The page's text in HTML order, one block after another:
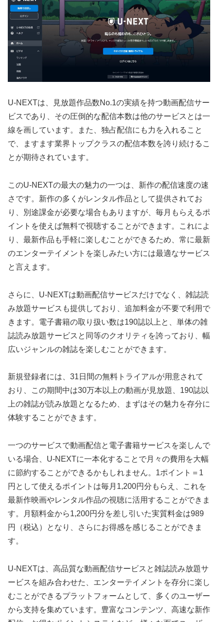
U-NEXTは、見放題作品数No.1の実績を持つ動画配信サー
ビスであり、その圧倒的な配信本数は他のサービスとは一
線を画しています。また、独占配信にも力を入れること
で、ますます業界トップクラスの配信本数を誇り続けるこ
とが期待されています。
このU-NEXTの最大の魅力の一つは、新作の配信速度の速
さです。新作の多くがレンタル作品として提供されてお
り、別途課金が必要な場合もありますが、毎月もらえるポ
イントを使えば無料で視聴することができます。これによ
り、最新作品も手軽に楽しむことができるため、常に最新
のエンターテイメントを楽しみたい方には最適なサービス
と言えます。
さらに、U-NEXTは動画配信サービスだけでなく、雑誌読
み放題サービスも提供しており、追加料金が不要で利用で
きます。電子書籍の取り扱い数は190誌以上と、単体の雑
誌読み放題サービスと同等のクオリティを誇っており、幅
広いジャンルの雑誌を楽しむことができます。
新規登録者には、31日間の無料トライアルが用意されて
おり、この期間中は30万本以上の動画が見放題、190誌以
上の雑誌が読み放題となるため、まずはその魅力を存分に
体験することができます。
一つのサービスで動画配信と電子書籍サービスを楽しんで
いる場合、U-NEXTに一本化することで月々の費用を大幅
に節約することができるかもしれません。1ポイント＝1
円として使えるポイントは毎月1,200円分もらえ、これを
最新作映画やレンタル作品の視聴に活用することができま
す。月額料金から1,200円分を差し引いた実質料金は989
円（税込）となり、さらにお得感を感じることができま
す。
U-NEXTは、高品質な動画配信サービスと雑誌読み放題サ
ービスを組み合わせた、エンターテイメントを存分に楽し
むことができるプラットフォームとして、多くのユーザー
から支持を集めています。豊富なコンテンツ、高速な新作